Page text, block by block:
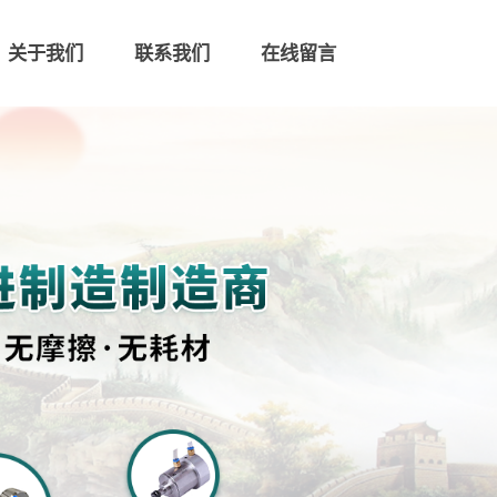
关于我们 联系我们 在线留言